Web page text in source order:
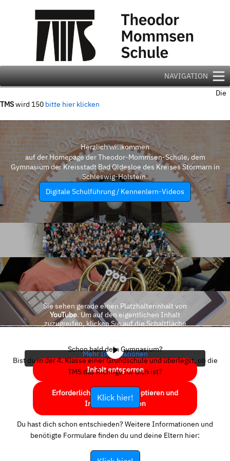
NAVIGATION
Die
TMSwird 150 bitte hier klicken
Herzlich willkommen
auf der Homepage der Theodor-Mommsen-Schule, dem
Gymnasium der Kreisstadt Bad Oldesloe des Kreises Stormarn in
Schleswig-Holstein.
Digitale Schulführung / Kennenlern-Videos
Sie sehen gerade einen Platzhalterinhalt von
YouTube. Um auf den eigentlichen Inhalt
zuzugreifen, klicken Sie auf die Schaltfläche
Mehr Informationen
Inhalt entsperren
Erforderlichen Service akzeptieren und
Inhalte entsperren
Schon bald dein Gymnasium?
Bist du in der 4. Klasse einer Grundschule und überlegst, ob die
TMS das Richtige für dich ist?
Klick hier!
Du hast dich schon entschieden? Weitere Informationen und
benötigte Formulare finden du und deine Eltern hier: